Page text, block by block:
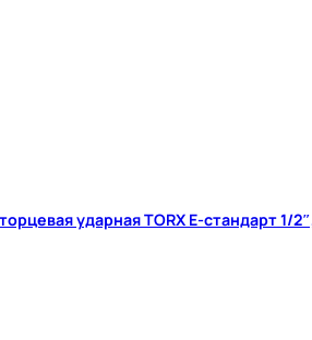
ударная TORX Е-стандарт 1/